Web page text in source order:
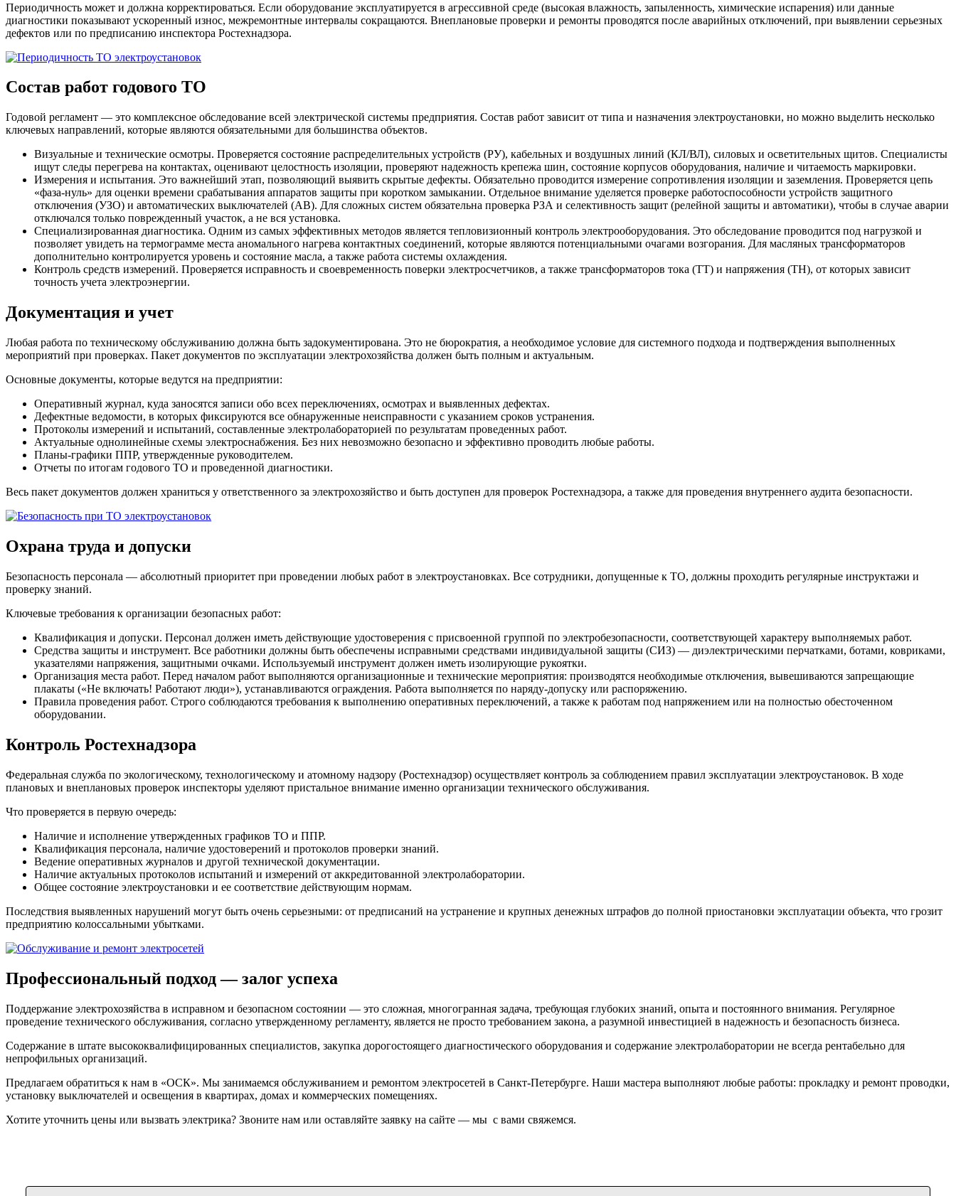
Периодичность может и должна корректироваться. Если оборудование эксплуатируется в агрессивной среде (высокая влажность, запыленность, химические испарения) или данные
диагностики показывают ускоренный износ, межремонтные интервалы сокращаются. Внеплановые проверки и ремонты проводятся после аварийных отключений, при выявлении серьезных
дефектов или по предписанию инспектора Ростехнадзора.
Состав работ годового ТО
Годовой регламент — это комплексное обследование всей электрической системы предприятия. Состав работ зависит от типа и назначения электроустановки, но можно выделить несколько
ключевых направлений, которые являются обязательными для большинства объектов.
Визуальные и технические осмотры. Проверяется состояние распределительных устройств (РУ), кабельных и воздушных линий (КЛ/ВЛ), силовых и осветительных щитов. Специалисты
ищут следы перегрева на контактах, оценивают целостность изоляции, проверяют надежность крепежа шин, состояние корпусов оборудования, наличие и читаемость маркировки.
Измерения и испытания. Это важнейший этап, позволяющий выявить скрытые дефекты. Обязательно проводится измерение сопротивления изоляции и заземления. Проверяется цепь
«фаза-нуль» для оценки времени срабатывания аппаратов защиты при коротком замыкании. Отдельное внимание уделяется проверке работоспособности устройств защитного
отключения (УЗО) и автоматических выключателей (АВ). Для сложных систем обязательна проверка РЗА и селективность защит (релейной защиты и автоматики), чтобы в случае аварии
отключался только поврежденный участок, а не вся установка.
Специализированная диагностика. Одним из самых эффективных методов является тепловизионный контроль электрооборудования. Это обследование проводится под нагрузкой и
позволяет увидеть на термограмме места аномального нагрева контактных соединений, которые являются потенциальными очагами возгорания. Для масляных трансформаторов
дополнительно контролируется уровень и состояние масла, а также работа системы охлаждения.
Контроль средств измерений. Проверяется исправность и своевременность поверки электросчетчиков, а также трансформаторов тока (ТТ) и напряжения (ТН), от которых зависит
точность учета электроэнергии.
Документация и учет
Любая работа по техническому обслуживанию должна быть задокументирована. Это не бюрократия, а необходимое условие для системного подхода и подтверждения выполненных
мероприятий при проверках. Пакет документов по эксплуатации электрохозяйства должен быть полным и актуальным.
Основные документы, которые ведутся на предприятии:
Оперативный журнал, куда заносятся записи обо всех переключениях, осмотрах и выявленных дефектах.
Дефектные ведомости, в которых фиксируются все обнаруженные неисправности с указанием сроков устранения.
Протоколы измерений и испытаний, составленные электролабораторией по результатам проведенных работ.
Актуальные однолинейные схемы электроснабжения. Без них невозможно безопасно и эффективно проводить любые работы.
Планы-графики ППР, утвержденные руководителем.
Отчеты по итогам годового ТО и проведенной диагностики.
Весь пакет документов должен храниться у ответственного за электрохозяйство и быть доступен для проверок Ростехнадзора, а также для проведения внутреннего аудита безопасности.
Охрана труда и допуски
Безопасность персонала — абсолютный приоритет при проведении любых работ в электроустановках. Все сотрудники, допущенные к ТО, должны проходить регулярные инструктажи и
проверку знаний.
Ключевые требования к организации безопасных работ:
Квалификация и допуски. Персонал должен иметь действующие удостоверения с присвоенной группой по электробезопасности, соответствующей характеру выполняемых работ.
Средства защиты и инструмент. Все работники должны быть обеспечены исправными средствами индивидуальной защиты (СИЗ) — диэлектрическими перчатками, ботами, ковриками,
указателями напряжения, защитными очками. Используемый инструмент должен иметь изолирующие рукоятки.
Организация места работ. Перед началом работ выполняются организационные и технические мероприятия: производятся необходимые отключения, вывешиваются запрещающие
плакаты («Не включать! Работают люди»), устанавливаются ограждения. Работа выполняется по наряду-допуску или распоряжению.
Правила проведения работ. Строго соблюдаются требования к выполнению оперативных переключений, а также к работам под напряжением или на полностью обесточенном
оборудовании.
Контроль Ростехнадзора
Федеральная служба по экологическому, технологическому и атомному надзору (Ростехнадзор) осуществляет контроль за соблюдением правил эксплуатации электроустановок. В ходе
плановых и внеплановых проверок инспекторы уделяют пристальное внимание именно организации технического обслуживания.
Что проверяется в первую очередь:
Наличие и исполнение утвержденных графиков ТО и ППР.
Квалификация персонала, наличие удостоверений и протоколов проверки знаний.
Ведение оперативных журналов и другой технической документации.
Наличие актуальных протоколов испытаний и измерений от аккредитованной электролаборатории.
Общее состояние электроустановки и ее соответствие действующим нормам.
Последствия выявленных нарушений могут быть очень серьезными: от предписаний на устранение и крупных денежных штрафов до полной приостановки эксплуатации объекта, что грозит
предприятию колоссальными убытками.
Профессиональный подход — залог успеха
Поддержание электрохозяйства в исправном и безопасном состоянии — это сложная, многогранная задача, требующая глубоких знаний, опыта и постоянного внимания. Регулярное
проведение технического обслуживания, согласно утвержденному регламенту, является не просто требованием закона, а разумной инвестицией в надежность и безопасность бизнеса.
Содержание в штате высококвалифицированных специалистов, закупка дорогостоящего диагностического оборудования и содержание электролаборатории не всегда рентабельно для
непрофильных организаций.
Предлагаем обратиться к нам в «ОСК». Мы занимаемся обслуживанием и ремонтом электросетей в Санкт-Петербурге. Наши мастера выполняют любые работы: прокладку и ремонт проводки,
установку выключателей и освещения в квартирах, домах и коммерческих помещениях.
Хотите уточнить цены или вызвать электрика? Звоните нам или оставляйте заявку на сайте — мы с вами свяжемся.